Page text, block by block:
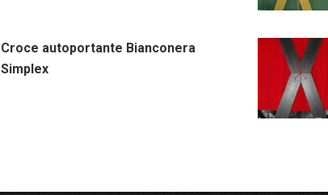
Croce autoportante Bianconera
Simplex